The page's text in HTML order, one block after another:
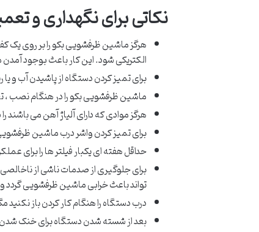
نکاتی برای نگهداری و
هرگز ماشین ظرفشویی بکو را بر روی یک
الکتریکی شود. این کار باعث بوجود
برای تمیز کردن دستگاه از پاشیدن آب و
ماشین ظرفشویی بکو را در هنگام نصب ،
هرگز موادی که دارای آلیاژ آهن می
برای تمیز کردن واشر درب ماشین
حداقل هفته ای یکبار فیلتر ها را برای
برای جلوگیری از صدمات ناشی از
تواند باعث خرابی ماشین ظرفشویی گردد
درب دستگاه را هنگام کار کردن باز نکنید
بعد از شسته شدن دستگاه برای خنک شدن آنها درب